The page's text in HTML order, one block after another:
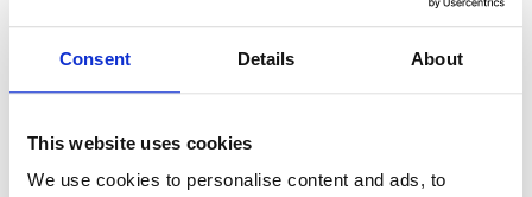
Consent Details About
This website uses cookies
We use cookies to personalise content and ads, to
Position is open for: